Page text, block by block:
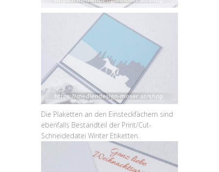
Die Plaketten an den Einsteckfächern sind
ebenfalls Bestandteil der Print/Cut-
Schneidedatei Winter Etiketten.